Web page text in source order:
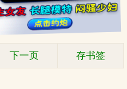
下一页 存书签